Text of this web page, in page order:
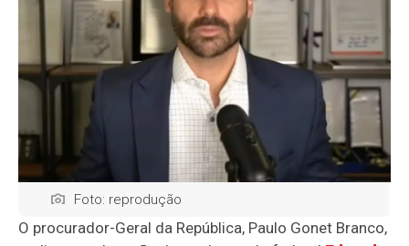
Foto: reprodução
O procurador-Geral da República, Paulo Gonet Branco,